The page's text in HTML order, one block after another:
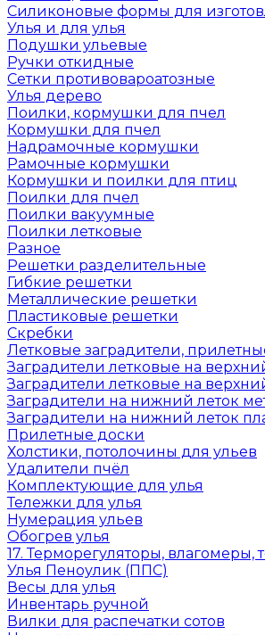
Силиконовые формы для
Улья и для улья
Подушки ульевые
Ручки откидные
Сетки противовароатозные
Улья дерево
Поилки, кормушки для пчел
Кормушки для пчел
Надрамочные кормушки
Рамочные кормушки
Кормушки и поилки для птиц
Поилки для пчел
Поилки вакуумные
Поилки летковые
Разное
Решетки разделительные
Гибкие решетки
Металлические решетки
Пластиковые решетки
Скребки
Летковые заградители,
Заградители летковые на
Заградители летковые на
Заградители на нижний леток
Заградители на нижний леток
Прилетные доски
Холстики, потолочины для ульев
Удалители пчёл
Комплектующие для улья
Тележки для улья
Нумерация ульев
Обогрев улья
17. Терморегуляторы, влагомеры,
Улья Пеноулик (ППС)
Весы для улья
Инвентарь ручной
Вилки для распечатки сотов